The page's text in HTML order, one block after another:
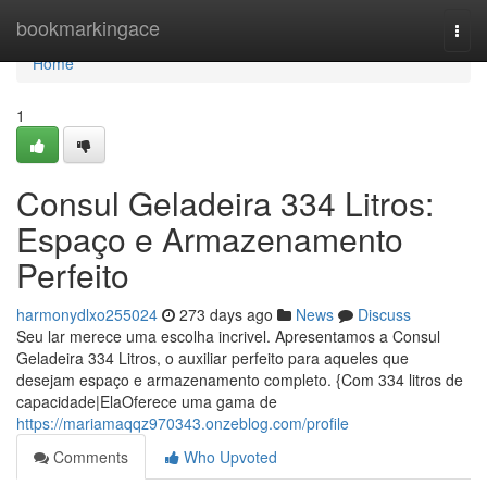
bookmarkingace
Home
Home
1
Consul Geladeira 334 Litros:
Espaço e Armazenamento
Perfeito
harmonydlxo255024 273 days ago News
Discuss
Seu lar merece uma escolha incrivel. Apresentamos a Consul
Geladeira 334 Litros, o auxiliar perfeito para aqueles que
desejam espaço e armazenamento completo. {Com 334 litros de
capacidade|ElaOferece uma gama de
https://mariamaqqz970343.onzeblog.com/profile
Comments
Who Upvoted